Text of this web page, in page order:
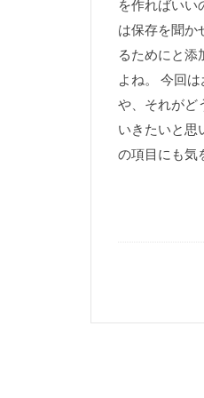
を作ればいい
は保存を聞か
るためにと添
よね。 今回
や、それがど
いきたいと思
の項目にも気